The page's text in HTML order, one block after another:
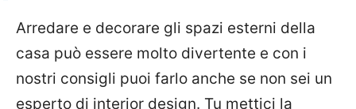
Arredare e decorare gli spazi esterni della
casa può essere molto divertente e con i
nostri consigli puoi farlo anche se non sei un
esperto di interior design. Tu mettici la